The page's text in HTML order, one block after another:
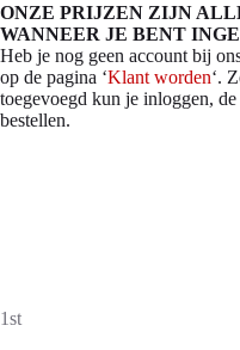
ONZE PRIJZEN ZIJN
WANNEER JE BENT
Heb je nog geen account bij
op de pagina ‘Klant worden‘.
toegevoegd kun je inloggen,
bestellen.
1st